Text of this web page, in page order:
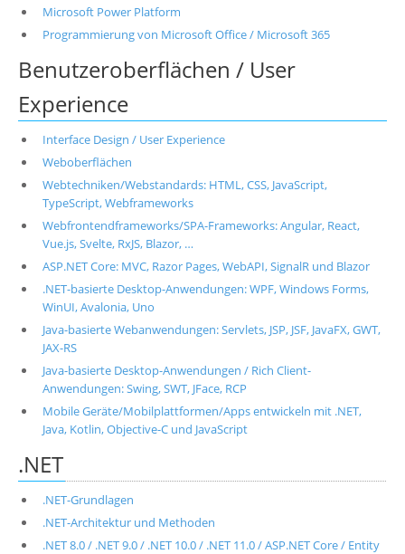
Microsoft Power Platform
Programmierung von Microsoft Office / Microsoft 365
Benutzeroberflächen / User
Experience
Interface Design / User Experience
Weboberflächen
Webtechniken/Webstandards: HTML, CSS, JavaScript,
TypeScript, Webframeworks
Webfrontendframeworks/SPA-Frameworks: Angular, React,
Vue.js, Svelte, RxJS, Blazor, …
ASP.NET Core: MVC, Razor Pages, WebAPI, SignalR und Blazor
.NET-basierte Desktop-Anwendungen: WPF, Windows Forms,
WinUI, Avalonia, Uno
Java-basierte Webanwendungen: Servlets, JSP, JSF, JavaFX, GWT,
JAX-RS
Java-basierte Desktop-Anwendungen / Rich Client-
Anwendungen: Swing, SWT, JFace, RCP
Mobile Geräte/Mobilplattformen/Apps entwickeln mit .NET,
Java, Kotlin, Objective-C und JavaScript
.NET
.NET-Grundlagen
.NET-Architektur und Methoden
.NET 8.0 / .NET 9.0 / .NET 10.0 / .NET 11.0 / ASP.NET Core / Entity